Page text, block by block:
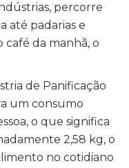
percorre
até padarias e
da manhã, o
de Panificação
um consumo
o que significa
2,58 kg, o
no cotidiano